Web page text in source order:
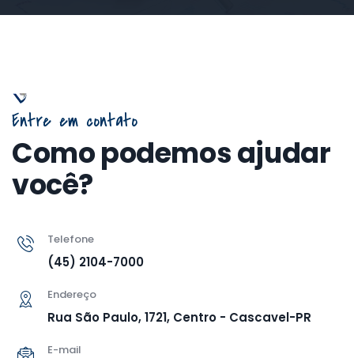
Entre em contato
Como podemos ajudar
você?
Telefone
(45) 2104-7000
Endereço
Rua São Paulo, 1721, Centro - Cascavel-PR
E-mail